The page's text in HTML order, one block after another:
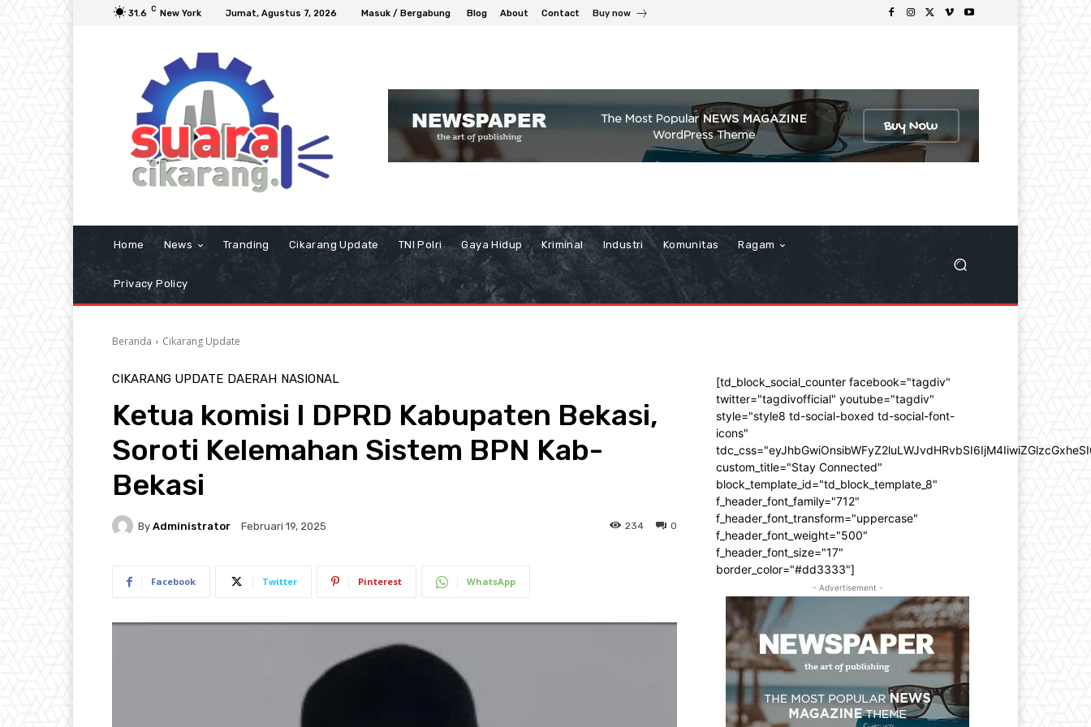
31.6 C New York Jumat, Agustus 7, 2026 Masuk / Bergabung Blog About Contact Buy now
Home News Tranding Cikarang Update TNI Polri Gaya Hidup Kriminal Industri Komunitas Ragam
Privacy Policy
Beranda Cikarang Update
CIKARANG UPDATE DAERAH NASIONAL
Ketua komisi I DPRD Kabupaten Bekasi,
Soroti Kelemahan Sistem BPN Kab-
Bekasi
By Administrator Februari 19, 2025 0
234
Facebook Twitter Pinterest WhatsApp
[td_block_social_counter facebook="tagdiv"
twitter="tagdivofficial" youtube="tagdiv"
style="style8 td-social-boxed td-social-font-
icons"
custom_title="Stay Connected"
block_template_id="td_block_template_8"
f_header_font_family="712"
f_header_font_transform="uppercase"
f_header_font_weight="500"
f_header_font_size="17"
border_color="#dd3333"]
- Advertisement -